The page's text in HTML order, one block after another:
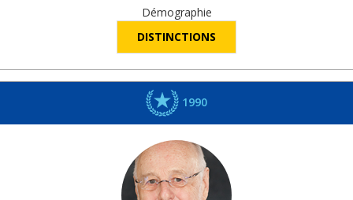
Démographie
DISTINCTIONS
1990